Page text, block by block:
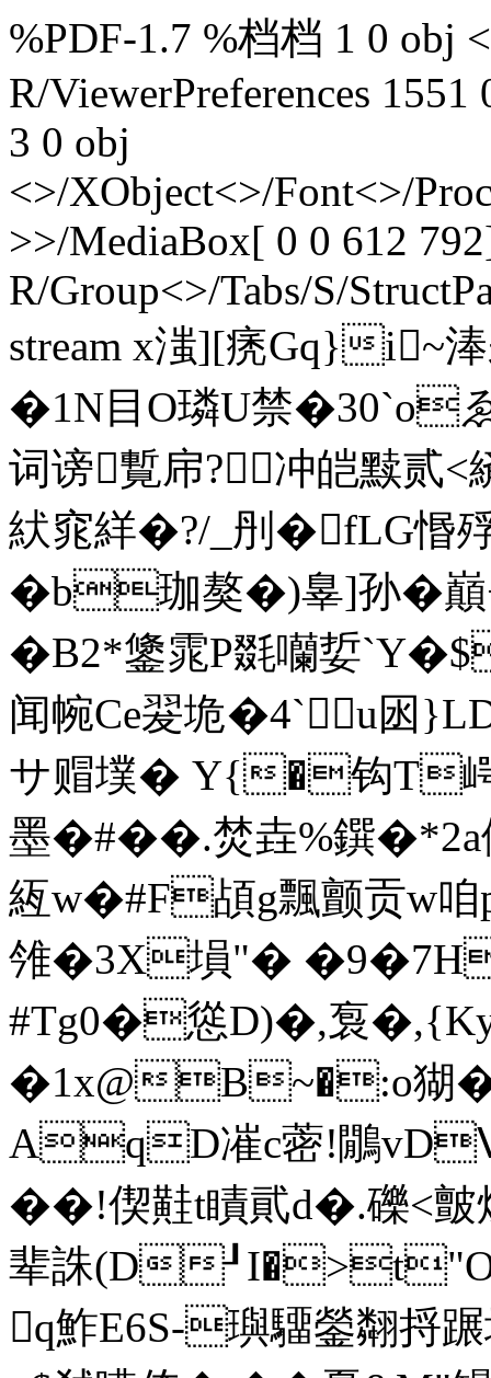
%PDF-1.7 %档档 1 0 obj
R/ViewerPreferences
3 0 obj
<>/XObject<>/Font<>/
>>/MediaBox[ 0 0 612
R/Group<>/Tabs/S/
stream x滍][痜Gq}i~
�1N目O璘U禁�30`o
词谤覱帍?冲皑黩贰
紎窕絴�?/_刐�fLG惽
�b珈獒�)辠]孙�
�B2*鎥雿P毲囒娎
闻帵Ce翇垝�4`u囦
サ赗墣� Y{�钩T崿
墨�#��.焚垚%鐉
絚w�#F頕g飄颤贡w
雂�3X塤"�
#Tg0�慫 D)�,袌
�1x@B~�:o猢�
AqD凗c蔤!鷳
��!偰黊t瞔貮d�.礫<
辈誅(D┚I�>t"O2
q鮓E6S-璵驑鎣翷捋